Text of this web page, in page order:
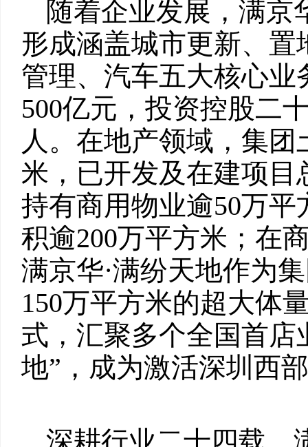
随着企业发展，满京
形成涵盖城市更新、
管理、汽车五大核心
500亿元，投资控股二
人。在地产领域，集
米，已开发及在建项目
持有商用物业逾50万
积逾200万平方米；在
满京华·满纷天地作为
150万平方米的超大体
式，汇聚多个全国首店
地”，成为激活深圳西